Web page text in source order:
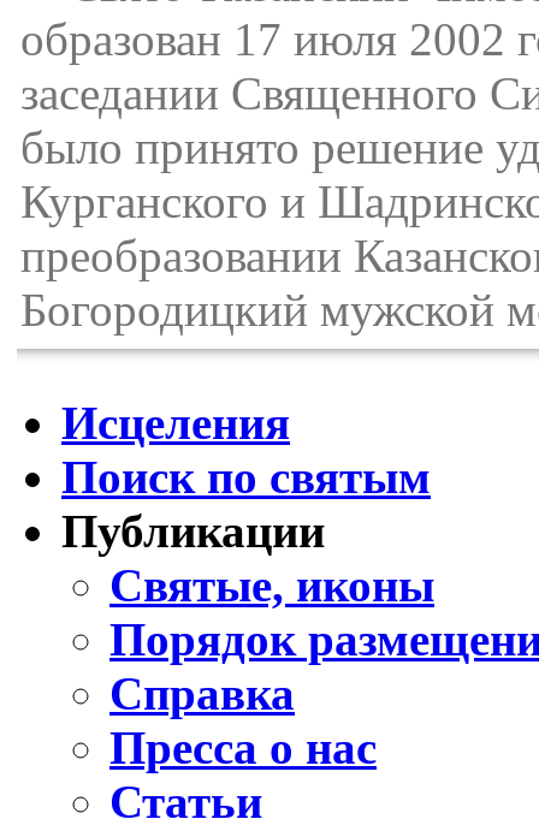
образован 17 июля 2002
заседании Священного
было принято решение
Курганского и
преобразовании
Богородицкий мужской
Исцеления
Поиск по святым
Публикации
Святые, иконы
Порядок
Справка
Пресса о нас
Статьи